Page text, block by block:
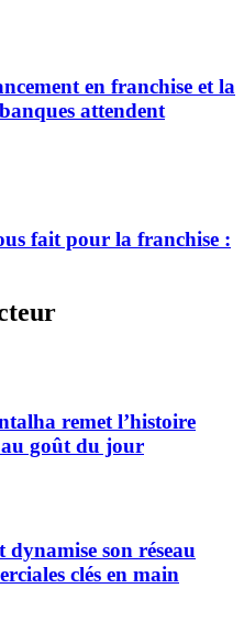
en franchise et la
attendent
fait pour la franchise :
remet l’histoire
au goût du jour
son réseau
clés en main